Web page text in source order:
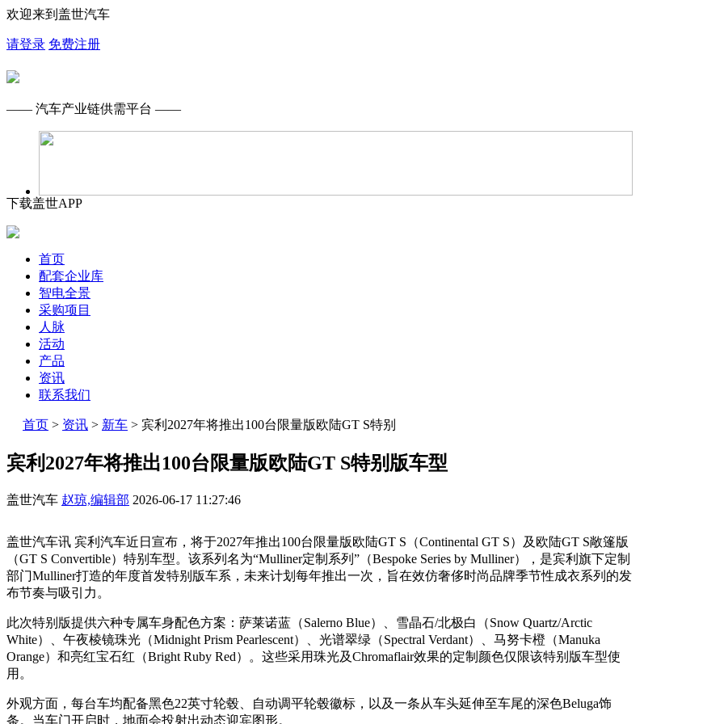
欢迎来到盖世汽车
请登录 免费注册
—— 汽车产业链供需平台 ——
下载盖世APP
首页
配套企业库
智电全景
采购项目
人脉
活动
产品
资讯
联系我们
首页 > 资讯 > 新车 > 宾利2027年将推出100台限量版欧陆GT S特别
宾利2027年将推出100台限量版欧陆GT S特别版车型
盖世汽车 赵琼,编辑部 2026-06-17 11:27:46
盖世汽车讯 宾利汽车近日宣布，将于2027年推出100台限量版欧陆GT S（Continental GT S）及欧陆GT S敞篷版
（GT S Convertible）特别车型。该系列名为“Mulliner定制系列”（Bespoke Series by Mulliner），是宾利旗下定制
部门Mulliner打造的年度首发特别版车系，未来计划每年推出一次，旨在效仿奢侈时尚品牌季节性成衣系列的发
布节奏与吸引力。
此次特别版提供六种专属车身配色方案：萨莱诺蓝（Salerno Blue）、雪晶石/北极白（Snow Quartz/Arctic
White）、午夜棱镜珠光（Midnight Prism Pearlescent）、光谱翠绿（Spectral Verdant）、马努卡橙（Manuka
Orange）和亮红宝石红（Bright Ruby Red）。这些采用珠光及Chromaflair效果的定制颜色仅限该特别版车型使
用。
外观方面，每台车均配备黑色22英寸轮毂、自动调平轮毂徽标，以及一条从车头延伸至车尾的深色Beluga饰
条。当车门开启时，地面会投射出动态迎宾图形。